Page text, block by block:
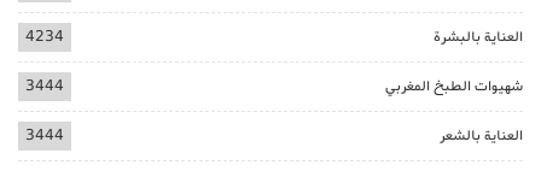
العناية بالبشرة 4234
شهيوات الطبخ المغربي 3444
العناية بالشعر 3444